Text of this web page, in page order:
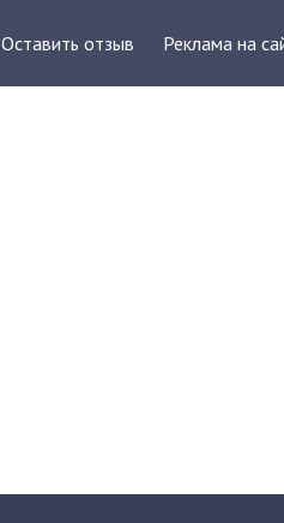
Оставить отзыв Реклама на